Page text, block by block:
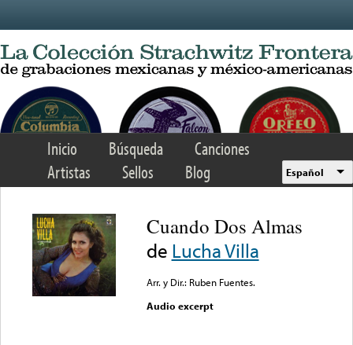
Inicio Búsqueda
Canciones
Artistas
Sellos Blog Español
Cuando Dos Almas
de Lucha Villa
Arr. y Dir.: Ruben Fuentes.
Audio excerpt